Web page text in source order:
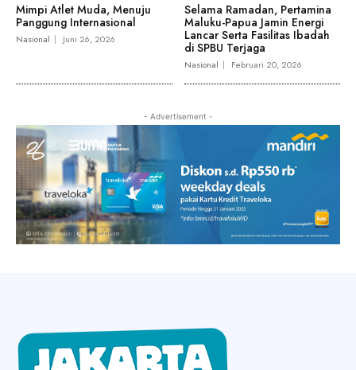
Mimpi Atlet Muda, Menuju
Panggung Internasional
Nasional Juni 26, 2026
Selama Ramadan, Pertamina
Maluku-Papua Jamin Energi
Lancar Serta Fasilitas Ibadah
di SPBU Terjaga
Nasional Februari 20, 2026
- Advertisement -